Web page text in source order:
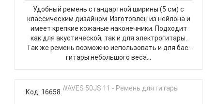
Удобный ремень стандартной ширины (5 см) с
классическим дизайном. Изготовлен из нейлона и
имеет крепкие кожаные наконечники. Подходит
как для акустической, так и для электрогитары.
Так же ремень возможно использовать и для бас-
гитары небольшого веса...
Код: 16658